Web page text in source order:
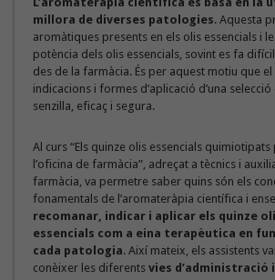
millora de diverses patologies. Aquesta
aromàtiques presents en els olis essencials i
potència dels olis essencials, sovint es fa
des de la farmàcia. És per aquest motiu que
indicacions i formes d’aplicació d’una
senzilla, eficaç i segura.
Al curs “Els quinze olis essencials quimiotipats
l’oficina de farmàcia”, adreçat a tècnics i
farmàcia, va permetre saber quins són els
fonamentals de l’aromateràpia científica i
recomanar, indicar i aplicar els quinze
essencials com a eina terapèutica en
cada patologia. Així mateix, els assistents
conèixer les diferentsvies d’administració i